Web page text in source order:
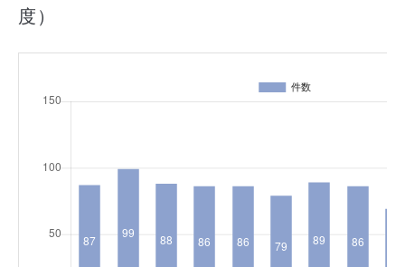
診療実績
呼吸器センター（呼吸器外科・呼吸器内科）
糖尿病センター（糖尿病内科）
腎・泌尿器センター（腎・泌尿器科）
心臓血管センター（心臓血管外科）
度）